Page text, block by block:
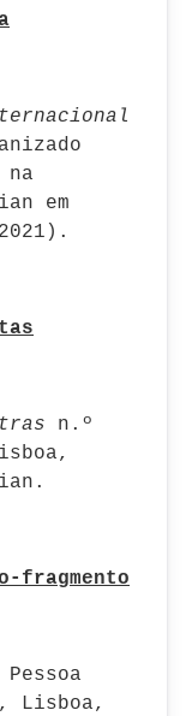
na
em
n.º
fragmento
Lisboa,